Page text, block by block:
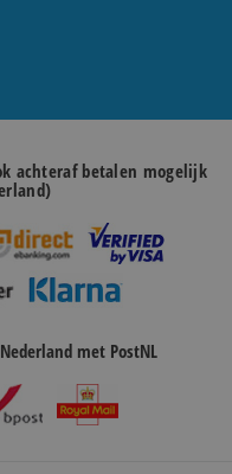
achteraf betalen mogelijk
met PostNL